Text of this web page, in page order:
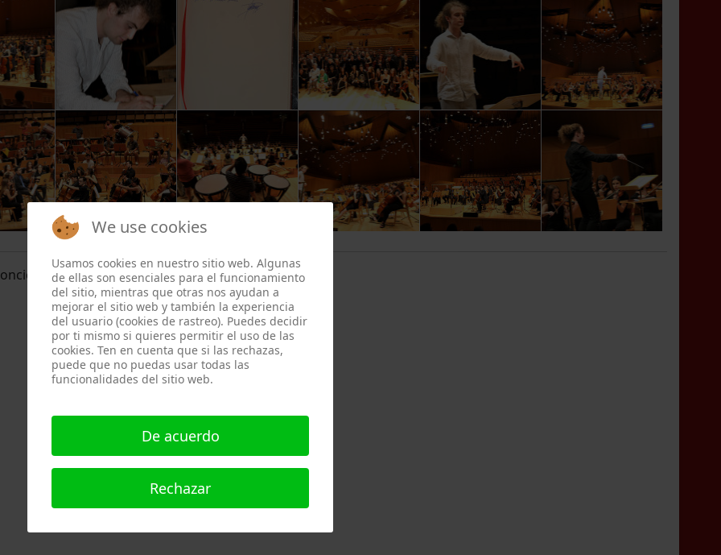
We use cookies
Usamos cookies en nuestro sitio web. Algunas
de ellas son esenciales para el funcionamiento
del sitio, mientras que otras nos ayudan a
mejorar el sitio web y también la experiencia
del usuario (cookies de rastreo). Puedes decidir
por ti mismo si quieres permitir el uso de las
cookies. Ten en cuenta que si las rechazas,
puede que no puedas usar todas las
funcionalidades del sitio web.
De acuerdo
Rechazar